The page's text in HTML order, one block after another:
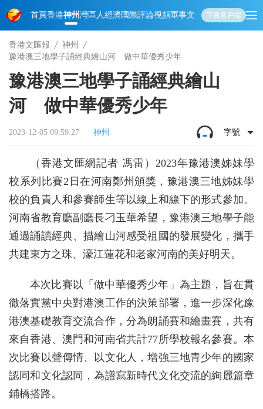
首頁香港神州灣區人經濟國際評論視頻軍事文化 娛樂生活教育體
下載客戶端
香港文匯報
神州
豫港澳三地學子誦經典繪山河 做中華優秀少年
豫港澳三地學子誦經典繪山
河 做中華優秀少年
2023-12-05 09:59:27 神州 字號
（香港文匯網記者 馮雷）2023年豫港澳姊妹學
校系列比賽2日在河南鄭州頒獎，豫港澳三地姊妹學
校的負責人和參賽師生等以線上和線下的形式參加。
河南省教育廳副廳長刁玉華希望，豫港澳三地學子能
通過誦讀經典、描繪山河感受祖國的發展變化，攜手
共建東方之珠、濠江蓮花和老家河南的美好明天。
本次比賽以「做中華優秀少年」為主題，旨在貫
徹落實黨中央對港澳工作的決策部署，進一步深化豫
港澳基礎教育交流合作，分為朗誦賽和繪畫賽，共有
來自香港、澳門和河南省共計77所學校報名參賽。本
次比賽以聲傳情、以文化人，增強三地青少年的國家
認同和文化認同，為譜寫新時代文化交流的絢麗篇章
鋪橋搭路。